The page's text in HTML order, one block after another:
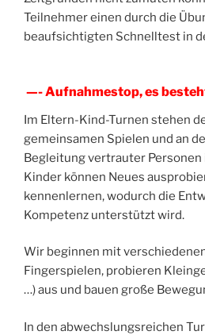
Teilnehmer einen durch die
beaufsichtigten Schnelltest in
—- Aufnahmestop, es
Im Eltern-Kind-Turnen stehen
gemeinsamen Spielen und an
Begleitung vertrauter Personen
Kinder können Neues
kennenlernen, wodurch die
Kompetenz unterstützt wird.
Wir beginnen mit
Fingerspielen, probieren
…) aus und bauen große
In den abwechslungsreichen